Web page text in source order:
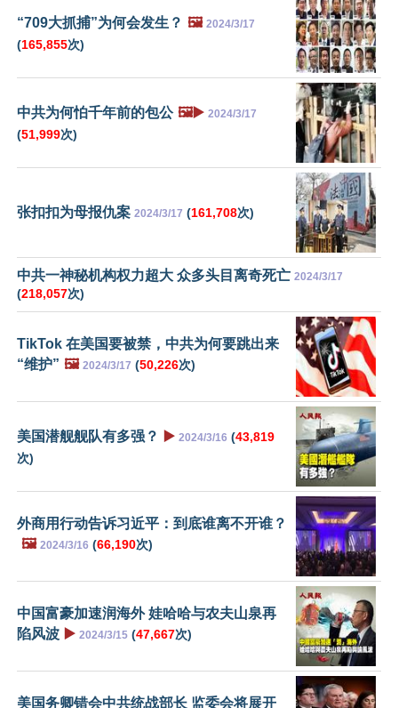
“709大抓捕”为何会发生？ 🖼️ 2024/3/17
(165,855次)
中共为何怕千年前的包公 🖼️▶️ 2024/3/17
(51,999次)
张扣扣为母报仇案 2024/3/17 (161,708次)
中共一神秘机构权力超大 众多头目离奇死亡 2024/3/17
(218,057次)
TikTok 在美国要被禁，中共为何要跳出来
“维护” 🖼️ 2024/3/17 (50,226次)
美国潜舰舰队有多强？ ▶️ 2024/3/16 (43,819
次)
外商用行动告诉习近平：到底谁离不开谁？
🖼️ 2024/3/16 (66,190次)
中国富豪加速润海外 娃哈哈与农夫山泉再
陷风波 ▶️ 2024/3/15 (47,667次)
美国务卿错会中共统战部长 监委会将展开